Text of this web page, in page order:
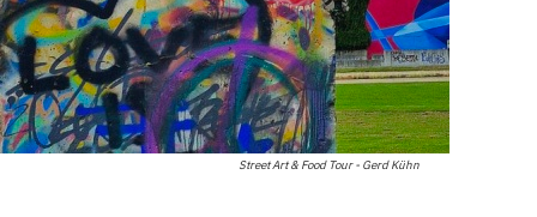
Street Art & Food Tour - Gerd Kühn